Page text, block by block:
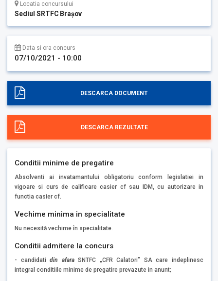
Locatia concursului
Sediul SRTFC Brașov
Data si ora concurs
07/10/2021 - 10:00
DESCARCA DOCUMENT
DESCARCA REZULTATE
Conditii minime de pregatire
Absolventi ai invatamantului obligatoriu conform legislatiei in
vigoare si curs de calificare casier cf sau IDM, cu autorizare in
functia casier cf.
Vechime minima in specialitate
Nu necesită vechime în specialitate.
Conditii admitere la concurs
- candidatidin afaraSNTFC „CFR Calatori” SA care indeplinesc
integral conditiile minime de pregatire prevazute in anunt;